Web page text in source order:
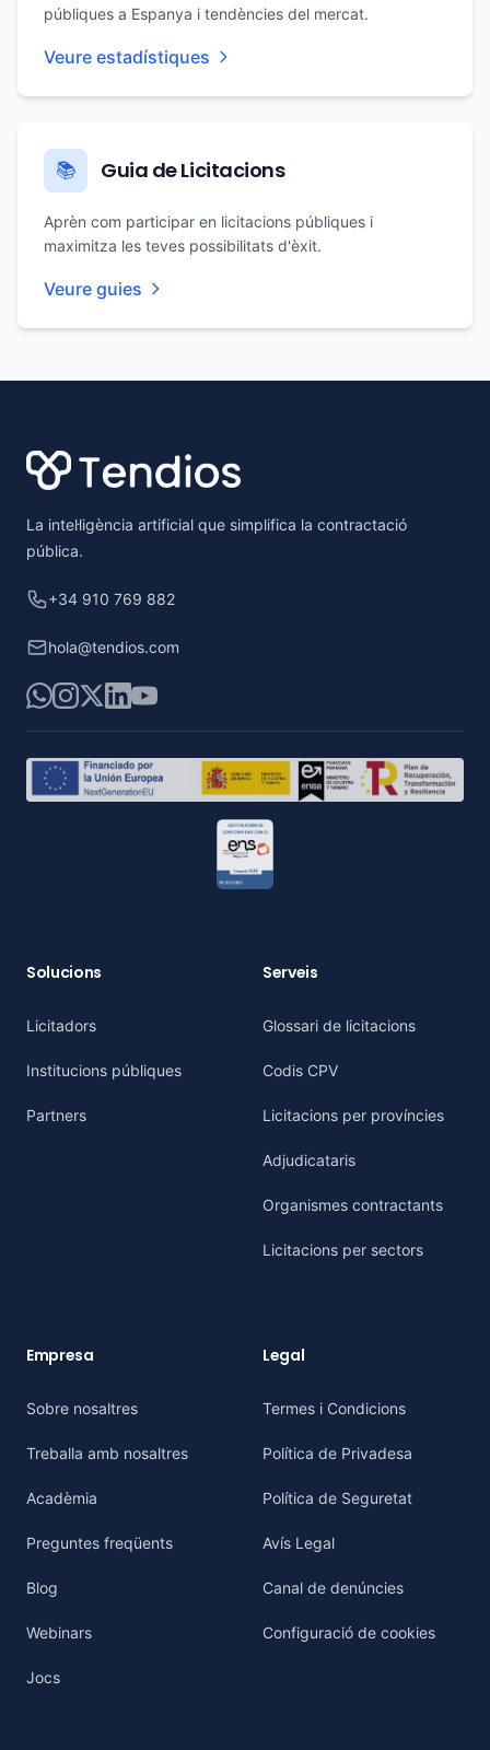
públiques a Espanya i tendències del mercat.
Veure estadístiques
📚 Guia de Licitacions
Aprèn com participar en licitacions públiques i
maximitza les teves possibilitats d'èxit.
Veure guies
La intel·ligència artificial que simplifica la contractació
pública.
+34 910 769 882
hola@tendios.com
WhatsApp
Instagram
X LinkedIn
YouTube
Solucions
Licitadors
Institucions públiques
Partners
Serveis
Glossari de licitacions
Codis CPV
Licitacions per províncies
Adjudicataris
Organismes contractants
Licitacions per sectors
Empresa
Sobre nosaltres
Treballa amb nosaltres
Acadèmia
Preguntes freqüents
Blog
Webinars
Jocs
Legal
Termes i Condicions
Política de Privadesa
Política de Seguretat
Avís Legal
Canal de denúncies
Configuració de cookies